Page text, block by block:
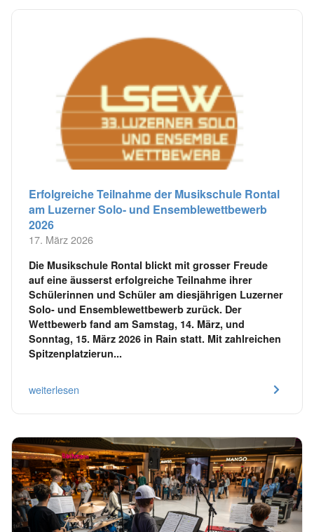
Erfolgreiche Teilnahme der Musikschule Rontal
am Luzerner Solo- und Ensemblewettbewerb
2026
17. März 2026
Die Musikschule Rontal blickt mit grosser Freude
auf eine äusserst erfolgreiche Teilnahme ihrer
Schülerinnen und Schüler am diesjährigen Luzerner
Solo- und Ensemblewettbewerb zurück. Der
Wettbewerb fand am Samstag, 14. März, und
Sonntag, 15. März 2026 in Rain statt. Mit zahlreichen
Spitzenplatzierun...
weiterlesen